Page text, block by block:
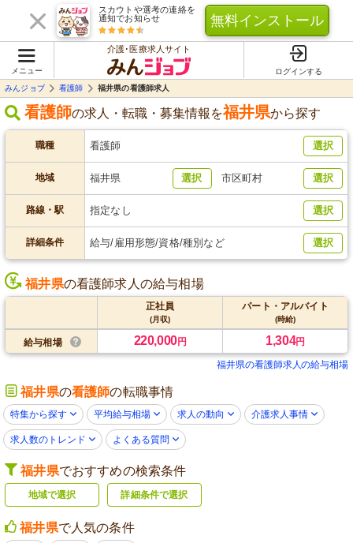
スカウトや選考の連絡を
通知でお知らせ
無料インストール
メニュー
介護･医療求人サイト
ログインする
みんジョブ
看護師 福井県の看護師求人
看護師の求人・転職・募集情報を福井県から探す
職種 看護師 選択
地域 福井県 選択 市区町村 選択
路線・駅 指定なし 選択
詳細条件 給与/雇用形態/資格/種別など 選択
福井県の看護師求人の給与相場
正社員
(月収)
パート・アルバイト
(時給)
給与相場 220,000円 1,304円
福井県の看護師求人の給与相場
福井県の看護師の転職事情
特集から探す 平均給与相場 求人の動向 介護求人事情
求人数のトレンド よくある質問
福井県でおすすめの検索条件
地域で選択 詳細条件で選択
福井県で人気の条件